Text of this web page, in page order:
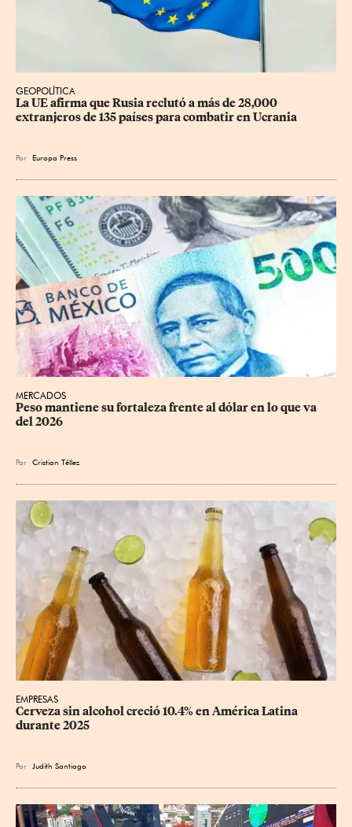
GEOPOLÍTICA
La UE afirma que Rusia reclutó a más de 28,000
extranjeros de 135 países para combatir en Ucrania
Por Europa Press
MERCADOS
Peso mantiene su fortaleza frente al dólar en lo que va
del 2026
Por Cristian Téllez
EMPRESAS
Cerveza sin alcohol creció 10.4% en América Latina
durante 2025
Por Judith Santiago